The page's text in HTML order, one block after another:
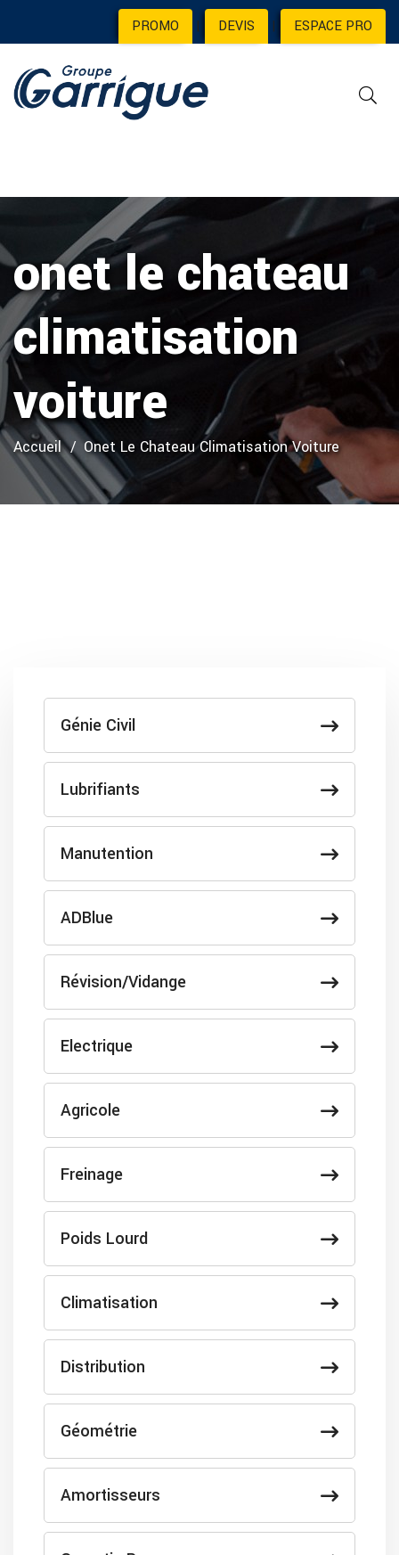
PROMO | DEVIS | ESPACE PRO
onet le chateau
climatisation
voiture
Accueil Onet Le Chateau Climatisation Voiture
Génie Civil
Lubrifiants
Manutention
ADBlue
Révision/Vidange
Electrique
Agricole
Freinage
Poids Lourd
Climatisation
Distribution
Géométrie
Amortisseurs